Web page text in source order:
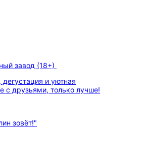
завод (18+)
и уютная
с друзьями, только лучше!